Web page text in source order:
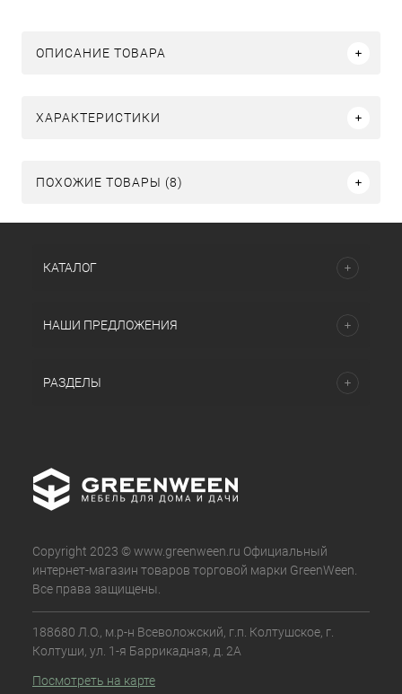
ОПИСАНИЕ ТОВАРА
ХАРАКТЕРИСТИКИ
ПОХОЖИЕ ТОВАРЫ (8)
КАТАЛОГ
НАШИ ПРЕДЛОЖЕНИЯ
РАЗДЕЛЫ
Copyright 2023 © www.greenween.ru Официальный
интернет-магазин товаров торговой марки GreenWeen.
Все права защищены.
188680 Л.О., м.р-н Всеволожский, г.п. Колтушское, г.
Колтуши, ул. 1-я Баррикадная, д. 2А
Посмотреть на карте